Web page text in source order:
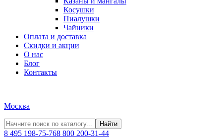
Косушки
Пиалушки
Чайники
Оплата и доставка
Скидки и акции
О нас
Блог
Контакты
Москва
Найти
8 495 198-75-768 800 200-31-44